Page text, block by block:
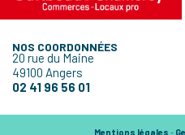
NOS COORDONNÉES
20 rue du Maine
49100 Angers
02 41 96 56 01
Mentions légales -